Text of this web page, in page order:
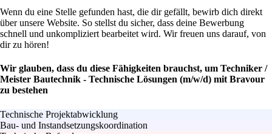
Wenn du eine Stelle gefunden hast, die dir gefällt, bewirb dich direkt
über unsere Website. So stellst du sicher, dass deine Bewerbung
schnell und unkompliziert bearbeitet wird. Wir freuen uns darauf, von
dir zu hören!
Wir glauben, dass du diese Fähigkeiten brauchst, um Techniker /
Meister Bautechnik - Technische Lösungen (m/w/d) mit Bravour
zu bestehen
Technische Projektabwicklung
Bau- und Instandsetzungskoordination